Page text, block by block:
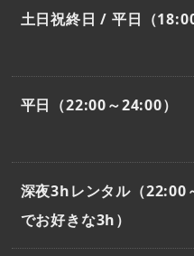
土日祝終日 / 平日（
平日（22:00～24:00）
深夜3hレンタル（22:00
でお好きな3h）